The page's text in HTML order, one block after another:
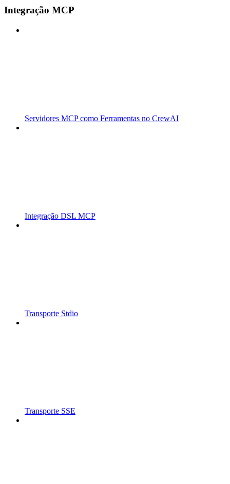
Integração MCP
Servidores MCP como Ferramentas no CrewAI
Integração DSL MCP
Transporte Stdio
Transporte SSE